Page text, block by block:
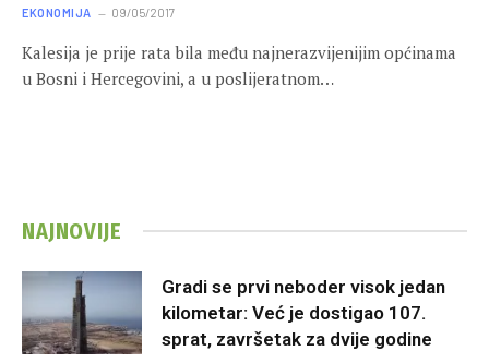
EKONOMIJA 09/05/2017
Kalesija je prije rata bila među najnerazvijenijim općinama
u Bosni i Hercegovini, a u poslijeratnom…
NAJNOVIJE
Gradi se prvi neboder visok jedan
kilometar: Već je dostigao 107.
sprat, završetak za dvije godine